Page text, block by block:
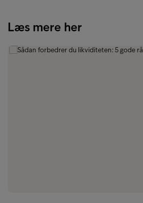
Læs mere her